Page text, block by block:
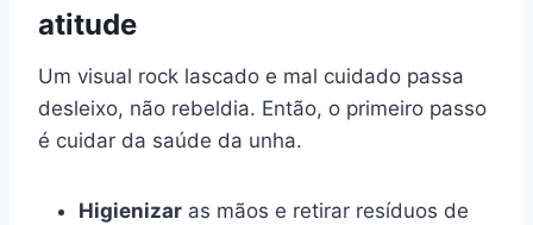
atitude
Um visual rock lascado e mal cuidado passa
desleixo, não rebeldia. Então, o primeiro passo
é cuidar da saúde da unha.
Higienizar as mãos e retirar resíduos de